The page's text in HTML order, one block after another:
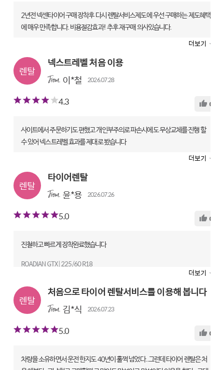
만원 정도 저렴하였고 배송 및 장착일은 약속한 일정을 준수하였다. 단 장착 가
능점이 대전 광역시에 단 한 곳만 있다는 것이 아쉬웠다.
전문점장착 |타이어테크 용문점
만족도
2년전 넥센타이어 구매 장착후 다시 렌탈서비스제도에 우선 구매하는 제도혜택
에 매우 만족합니다. 비용절감효과! 추후 재구매 의사있습니다.
렌탈 전문점|타이어테크 내동점(운화카센타)
만족도
상품 기사 5 서비스
더보기
넥스트레벨 처음 이용
이*철
2026.07.28
4.3 0
사이트에서 주문하기도 편했고 개인부주의로 파손시에도 무상교체를 진행 할
수 있어 넥스트레벨 효과를 제대로 봤습니다
렌탈 전문점|타이어테크 학익점
만족도
상품 기사 4 서비스
더보기
타이어렌탈
윤*용
2026.07.26
5.0 0
진철하고 빠르게 장착완료했습니다
ROADIAN GTX | 225/60 R18
만족도
상품
더보기
처음으로 타이어 렌탈서비스를 이용해 봅니다
김*식
2026.07.23
5.0 0
차량을 소유하면서 운전 한지도 40년이 훌쩍 넘었다..그런데 타이어 렌탈은 처